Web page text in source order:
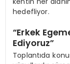
hedefliyor.
“Erkek
Ediyoruz”
Toplantıda